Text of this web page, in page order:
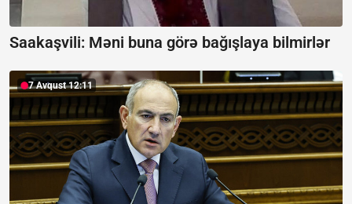
Saakaşvili: Məni buna görə bağışlaya bilmirlər
7 Avqust 12:11